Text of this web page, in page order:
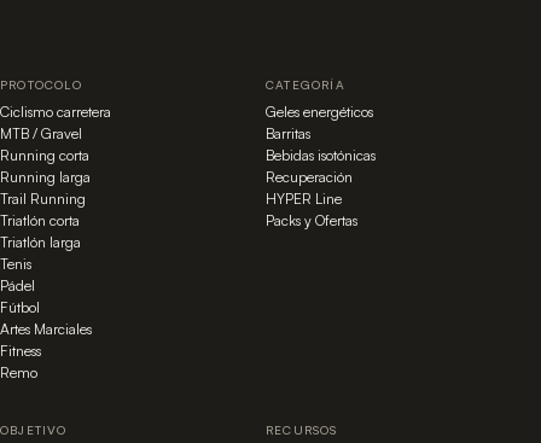
PROTOCOLO
Ciclismo carretera
MTB / Gravel
Running corta
Running larga
Trail Running
Triatlón corta
Triatlón larga
Tenis
Pádel
Fútbol
Artes Marciales
Fitness
Remo
CATEGORÍA
Geles energéticos
Barritas
Bebidas isotónicas
Recuperación
HYPER Line
Packs y Ofertas
OBJETIVO RECURSOS